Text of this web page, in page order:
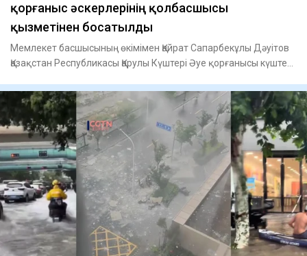
қорғаныс әскерлерінің қолбасшысы
қызметінен босатылды
Мемлекет басшысының өкімімен Қайрат Сапарбекұлы Дәуітов
Қазақстан Республикасы Қарулы Күштері Әуе қорғанысы күштері